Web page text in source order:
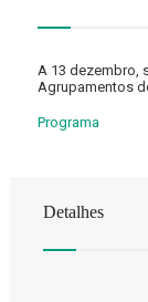
A 13 dezembro,
Agrupamentos
Programa
Detalhes